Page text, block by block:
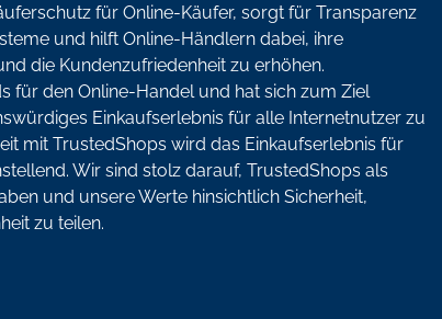
für Online-Käufer, sorgt für Transparenz
und hilft Online-Händlern dabei, ihre
die Kundenzufriedenheit zu erhöhen.
für den Online-Handel und hat sich zum Ziel
Einkaufserlebnis für alle Internetnutzer zu
mit TrustedShops wird das Einkaufserlebnis für
Wir sind stolz darauf, TrustedShops als
und unsere Werte hinsichtlich Sicherheit,
zu teilen.